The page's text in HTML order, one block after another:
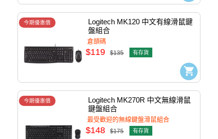
今期優惠價
Logitech MK120 中文有線滑鼠鍵
盤組合
倉頡碼
$119 $135 有存貨
今期優惠價
Logitech MK270R 中文無線滑鼠
鍵盤組合
最受歡迎的無線鍵盤滑鼠組合
$148 $175 有存貨